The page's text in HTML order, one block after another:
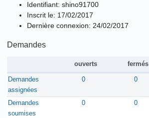
Identifiant: shino91700
Inscrit le: 17/02/2017
Dernière connexion: 24/02/2017
Demandes
ouverts fermés
Demandes
assignées
0 0
Demandes
soumises
0 0